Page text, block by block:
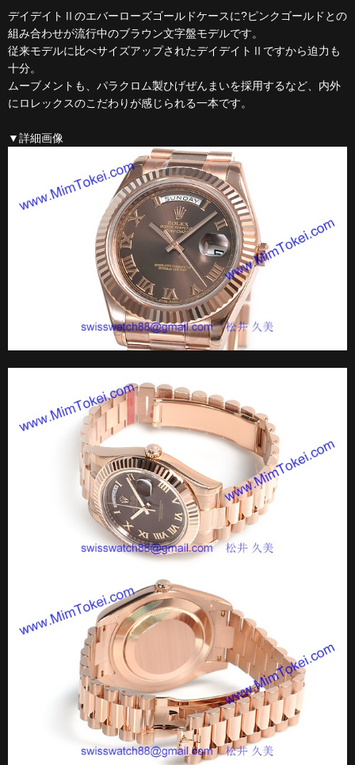
デイデイトⅡのエバーローズゴールドケースに?ピンクゴールドとの
組み合わせが流行中のブラウン文字盤モデルです。
従来モデルに比べサイズアップされたデイデイトⅡですから迫力も
十分。
ムーブメントも、パラクロム製ひげぜんまいを採用するなど、内外
にロレックスのこだわりが感じられる一本です。
▼詳細画像